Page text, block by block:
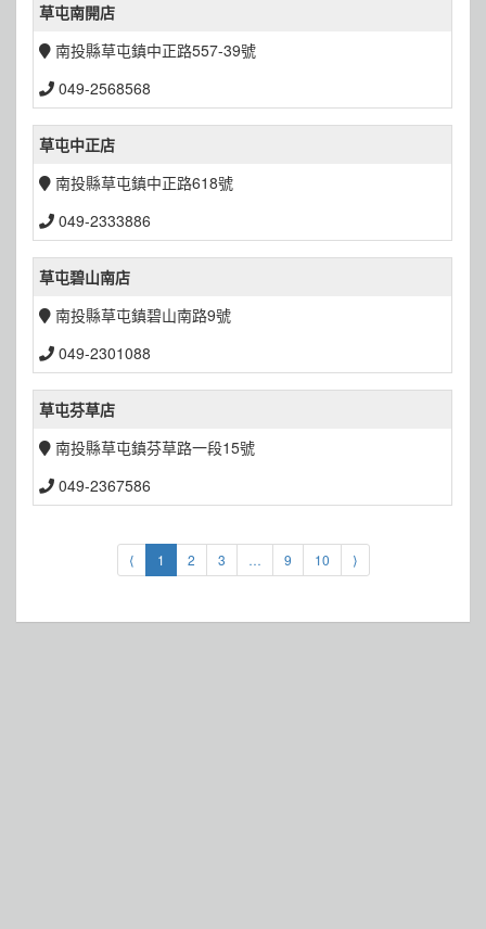
草屯南開店
南投縣草屯鎮中正路557-39號
049-2568568
草屯中正店
南投縣草屯鎮中正路618號
049-2333886
草屯碧山南店
南投縣草屯鎮碧山南路9號
049-2301088
草屯芬草店
南投縣草屯鎮芬草路一段15號
049-2367586
⟨ 1 2 3 … 9 10 ⟩